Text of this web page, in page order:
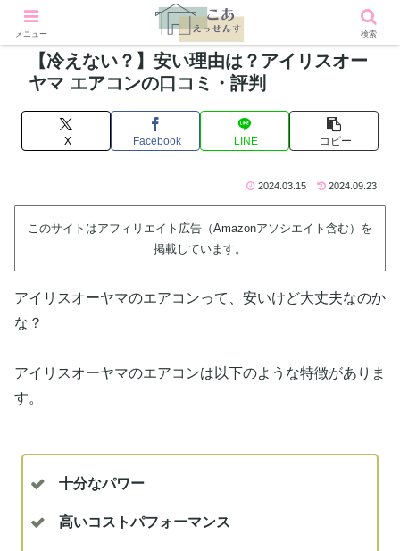
【冷えない？】安い理由は？アイリスオー
ヤマ エアコンの口コミ・評判
X Facebook LINE コピー
2024.03.15 2024.09.23
このサイトはアフィリエイト広告（Amazonアソシエイト含む）を
掲載しています。
アイリスオーヤマのエアコンって、安いけど大丈夫なのか
な？
アイリスオーヤマのエアコンは以下のような特徴がありま
す。
十分なパワー
高いコストパフォーマンス
メニュー 検索